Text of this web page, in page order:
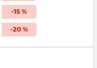
-15%
-20%